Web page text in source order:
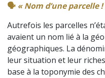
🗣️ « Nom d’une parcelle !
Autrefois les parcelles
avaient un nom lié à la
géographiques. La
leur situation et leur
base à la toponymie des